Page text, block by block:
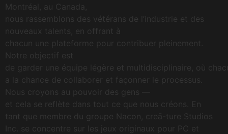
Montréal, au Canada,
nous rassemblons des vétérans de l’industrie et des
nouveaux talents, en offrant à
chacun une plateforme pour contribuer pleinement.
Notre objectif est
de garder une équipe légère et multidisciplinaire, où
a la chance de collaborer et façonner le processus.
Nous croyons au pouvoir des gens —
et cela se reflète dans tout ce que nous créons. En
tant que membre du groupe Nacon, creā-ture Studios
Inc. se concentre sur les jeux originaux pour PC et